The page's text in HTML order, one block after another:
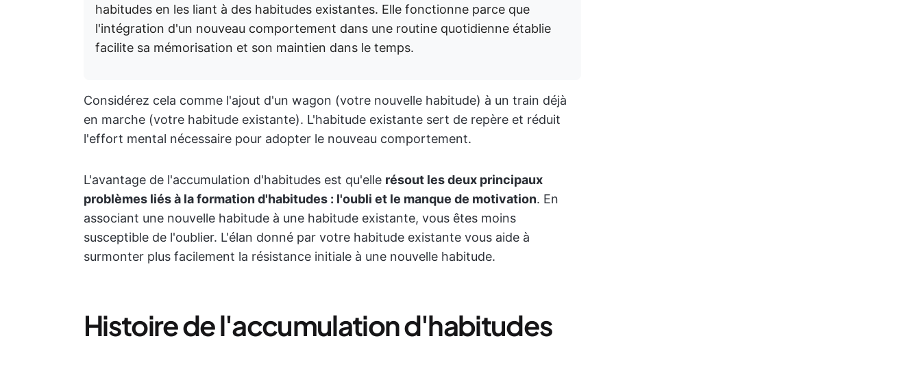
habitudes en les liant à des habitudes existantes. Elle fonctionne parce que
l'intégration d'un nouveau comportement dans une routine quotidienne établie
facilite sa mémorisation et son maintien dans le temps.
Considérez cela comme l'ajout d'un wagon (votre nouvelle habitude) à un train déjà
en marche (votre habitude existante). L'habitude existante sert de repère et réduit
l'effort mental nécessaire pour adopter le nouveau comportement.
L'avantage de l'accumulation d'habitudes est qu'elle résout les deux principaux
problèmes liés à la formation d'habitudes : l'oubli et le manque de motivation. En
associant une nouvelle habitude à une habitude existante, vous êtes moins
susceptible de l'oublier. L'élan donné par votre habitude existante vous aide à
surmonter plus facilement la résistance initiale à une nouvelle habitude.
Histoire de l'accumulation d'habitudes